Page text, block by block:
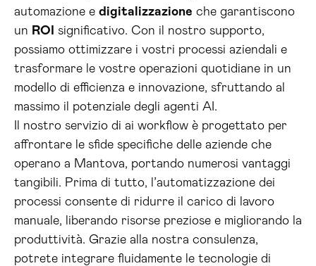
automazione e digitalizzazione che garantiscono
un ROI
significativo. Con il nostro supporto,
possiamo ottimizzare i vostri processi aziendali e
trasformare le vostre operazioni quotidiane in un
modello di efficienza e innovazione, sfruttando al
massimo il potenziale degli agenti AI.
Il nostro servizio di ai workflow è progettato per
affrontare le sfide specifiche delle aziende che
operano a Mantova, portando numerosi vantaggi
tangibili. Prima di tutto, l’automatizzazione dei
processi consente di ridurre il carico di lavoro
manuale, liberando risorse preziose e migliorando la
produttività. Grazie alla nostra consulenza,
potrete integrare fluidamente le tecnologie di